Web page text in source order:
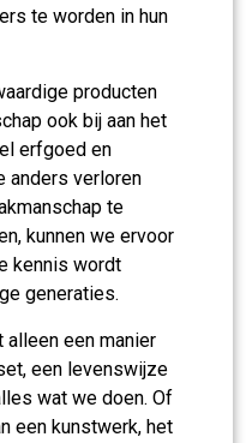
te worden in hun
producten
ook bij aan het
erfgoed en
anders verloren
te
kunnen we ervoor
kennis wordt
generaties.
alleen een manier
een levenswijze
wat we doen. Of
een kunstwerk, het